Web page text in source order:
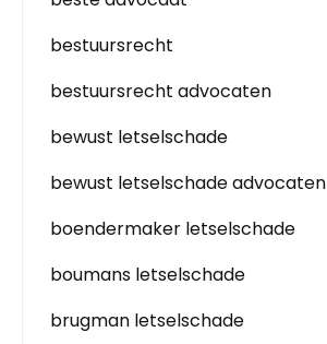
bestuursrecht
bestuursrecht advocaten
bewust letselschade
bewust letselschade advocaten
boendermaker letselschade
boumans letselschade
brugman letselschade